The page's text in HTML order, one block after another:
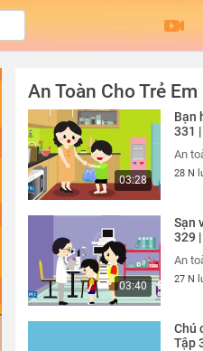
An Toàn Cho Trẻ Em
03:28
Bạn
331
An
28 N
03:40
Sạn
329
An
27 N
Chú
Tập